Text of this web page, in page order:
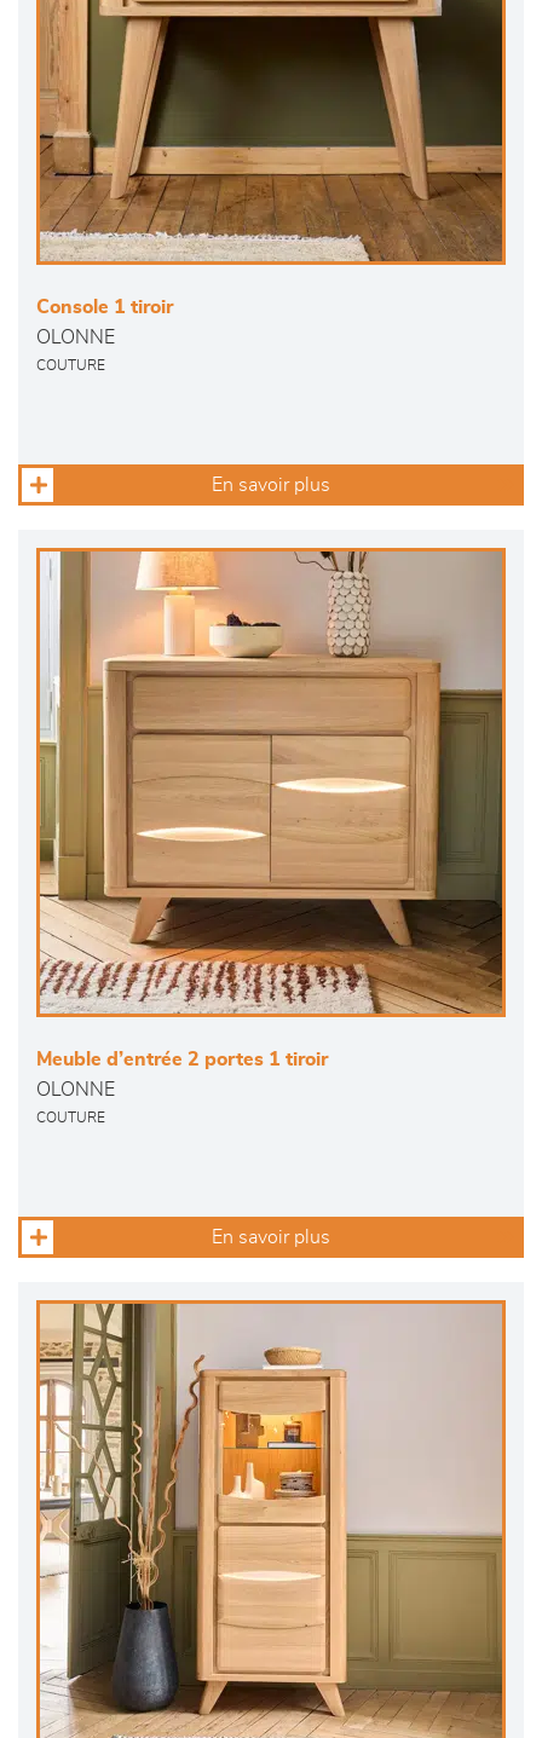
Console 1 tiroir
OLONNE
COUTURE
En savoir plus
Meuble d’entrée 2 portes 1 tiroir
OLONNE
COUTURE
En savoir plus